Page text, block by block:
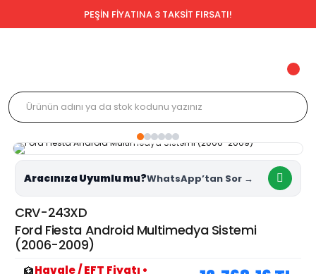
PEŞİN FİYATINA 3 TAKSİT FIRSATI!
Aracınıza Uyumlu mu?
CRV-243XD
Ford Fiesta Android Multimedya Sistemi
(2006-2009)
Havale / EFT Fiyatı •